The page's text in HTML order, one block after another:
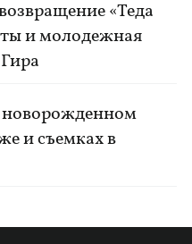
«Теда
и молодежная
новорожденном
и съемках в